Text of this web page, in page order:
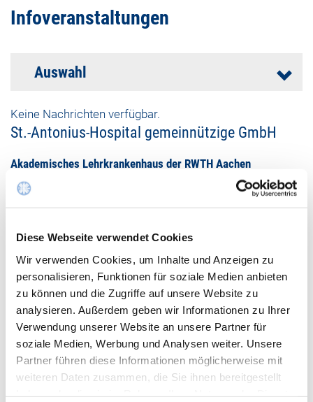
Diese Webseite verwendet Cookies
Wir verwenden Cookies, um Inhalte und Anzeigen zu
personalisieren, Funktionen für soziale Medien anbieten
zu können und die Zugriffe auf unsere Website zu
analysieren. Außerdem geben wir Informationen zu Ihrer
Verwendung unserer Website an unsere Partner für
soziale Medien, Werbung und Analysen weiter. Unsere
Partner führen diese Informationen möglicherweise mit
weiteren Daten zusammen, die Sie ihnen bereitgestellt
Infoveranstaltungen
Auswahl
Keine Nachrichten verfügbar.
St.-Antonius-Hospital gemeinnützige GmbH
Akademisches Lehrkrankenhaus der RWTH Aachen
Dechant-Deckers-Str. 8
52249 Eschweiler
02403 76 - 0
02403 76 -1119
Mail schreiben